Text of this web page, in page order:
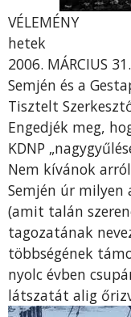
VÉLEMÉNY
hetek
2006. MÁRCIUS 31.
Semjén és a
Tisztelt
Engedjék meg,
KDNP
Nem kívánok
Semjén úr milyen
(amit talán
tagozatának
többségének
nyolc évben
látszatát alig